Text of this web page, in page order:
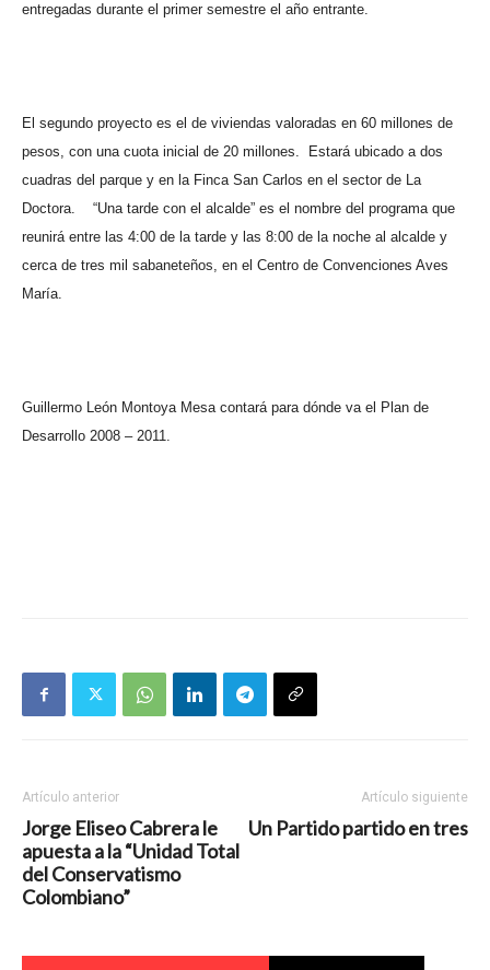
entregadas durante el primer semestre el año entrante.
El segundo proyecto es el de viviendas valoradas en 60 millones de
pesos, con una cuota inicial de 20 millones.
Estará ubicado a dos
cuadras del parque y en la Finca San Carlos en el sector de La
Doctora.
“Una tarde con el alcalde” es el nombre del programa que
reunirá entre las 4:00 de la tarde y las 8:00 de la noche al alcalde y
cerca de tres mil sabaneteños, en el Centro de Convenciones Aves
María.
Guillermo León Montoya Mesa contará para dónde va el Plan de
Desarrollo 2008 – 2011.
Artículo anterior
Jorge Eliseo Cabrera le
apuesta a la “Unidad Total
del Conservatismo
Colombiano”
Artículo siguiente
Un Partido partido en tres